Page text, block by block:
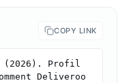
COPY LINK
(2026). Profil
Deliveroo